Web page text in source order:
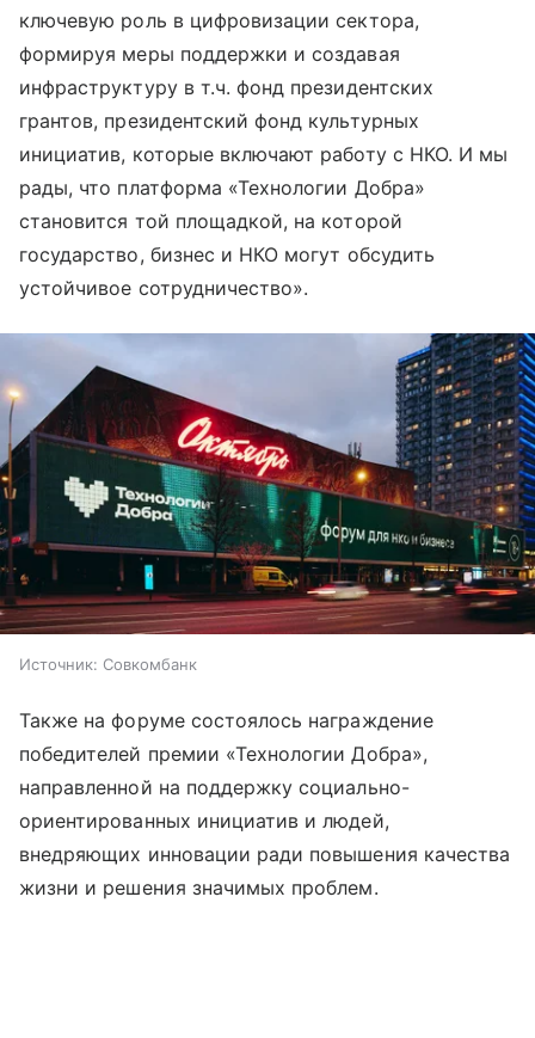
ключевую роль в цифровизации сектора,
формируя меры поддержки и создавая
инфраструктуру в т.ч. фонд президентских
грантов, президентский фонд культурных
инициатив, которые включают работу с НКО. И мы
рады, что платформа «Технологии Добра»
становится той площадкой, на которой
государство, бизнес и НКО могут обсудить
устойчивое сотрудничество».
Источник: Совкомбанк
Также на форуме состоялось награждение
победителей премии «Технологии Добра»,
направленной на поддержку социально-
ориентированных инициатив и людей,
внедряющих инновации ради повышения качества
жизни и решения значимых проблем.